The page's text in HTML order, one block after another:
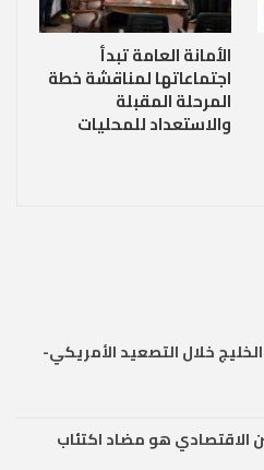
الأمانة العامة تبدأ
اجتماعاتها لمناقشة خطة
المرحلة المقبلة
والاستعداد للمحليات
خلال التصعيد الأمريكي-
الاقتصادي هو مضاد اكتئاب